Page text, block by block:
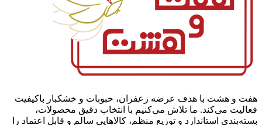
هفت و هشت با هدف عرضه زعفران، حبوبات و خشکبار باکیفیت
فعالیت می‌کند. ما تلاش می‌کنیم با انتخاب دقیق محصولات،
بسته‌بندی استاندارد و توزیع منظم، کالاهایی سالم و قابل اعتماد را